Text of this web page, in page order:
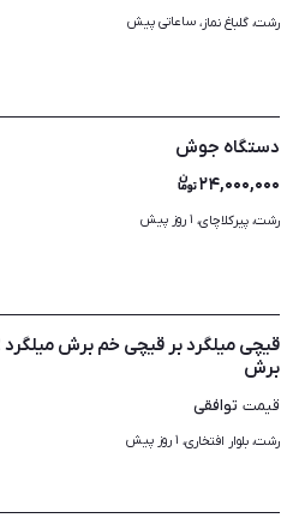
رشت، گلباغ نماز، ساعاتی پیش
دستگاه جوش
۲۴,۰۰۰,۰۰۰
رشت، پیرکلاچای، ۱ روز پیش
برش
قیمت توافقی
رشت، بلوار افتخاری، ۱ روز پیش